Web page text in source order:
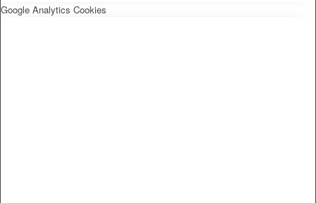
Google Analytics Cookies